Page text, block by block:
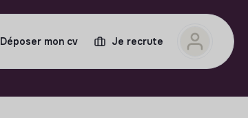
Déposer mon cv Je recrute